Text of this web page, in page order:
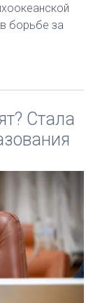
борьбе за
Стала